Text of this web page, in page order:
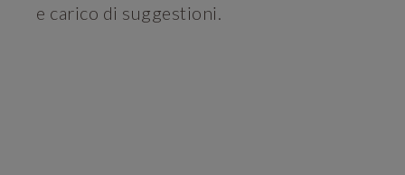
e carico di suggestioni.